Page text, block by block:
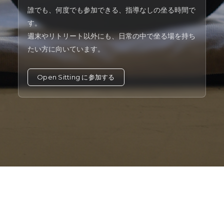
誰でも、何度でも参加できる、指導なしの坐る時間で
す。
週末やリトリート以外にも、日常の中で坐る場を持ち
たい方に向いています。
Open Sitting に参加する